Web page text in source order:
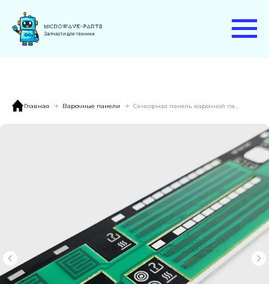
Главная Варочные панели